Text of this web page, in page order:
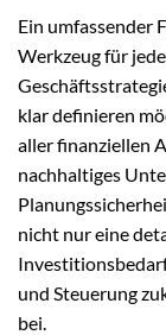
Ein umfassender
Werkzeug für
klar definieren
aller finanziellen
nachhaltiges
nicht nur eine
und Steuerung
bei.